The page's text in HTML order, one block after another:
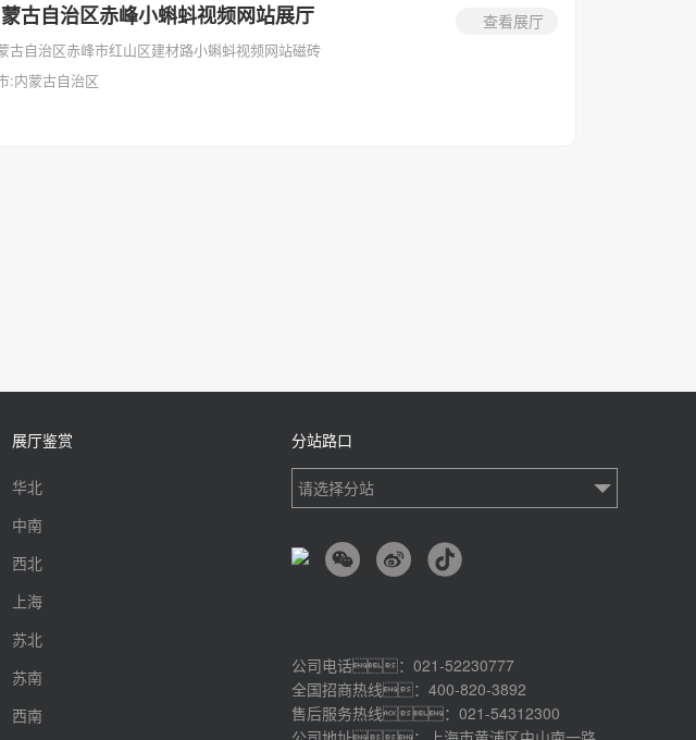
古自治区赤峰小蝌蚪视频网站展厅
古自治区赤峰市红山区建材路小蝌蚪视频网站磁砖
:内蒙古自治区
查看展厅
展厅鉴赏
华北
中南
西北
上海
苏北
苏南
西南
分站路口
请选择分站
公司电话：021-52230777
全国招商热线：400-820-3892
售后服务热线：021-54312300